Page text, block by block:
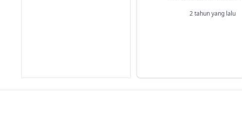
2 tahun yang lalu